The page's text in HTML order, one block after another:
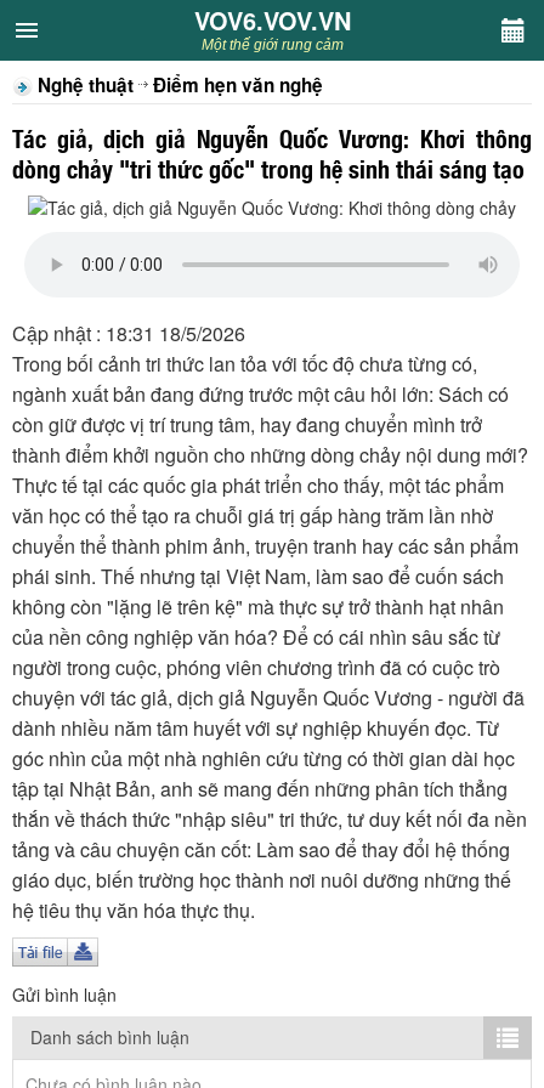
VOV6.VOV.VN
CHUYÊN MỤC
Khách VOV6
Văn học
Sân khấu
Thiếu nhi
Kết nối VOV6
TÌM KIẾM
Vận hành bởi QI Corp
VOV6.VOV.VN
Một thế giới rung cảm
Nghệ thuật Điểm hẹn văn nghệ
Tác giả, dịch giả Nguyễn Quốc Vương: Khơi thông
dòng chảy "tri thức gốc" trong hệ sinh thái sáng tạo
Cập nhật : 18:31 18/5/2026
Trong bối cảnh tri thức lan tỏa với tốc độ chưa từng có,
ngành xuất bản đang đứng trước một câu hỏi lớn: Sách có
còn giữ được vị trí trung tâm, hay đang chuyển mình trở
thành điểm khởi nguồn cho những dòng chảy nội dung mới?
Thực tế tại các quốc gia phát triển cho thấy, một tác phẩm
văn học có thể tạo ra chuỗi giá trị gấp hàng trăm lần nhờ
chuyển thể thành phim ảnh, truyện tranh hay các sản phẩm
phái sinh. Thế nhưng tại Việt Nam, làm sao để cuốn sách
không còn "lặng lẽ trên kệ" mà thực sự trở thành hạt nhân
của nền công nghiệp văn hóa? Để có cái nhìn sâu sắc từ
người trong cuộc, phóng viên chương trình đã có cuộc trò
chuyện với tác giả, dịch giả Nguyễn Quốc Vương - người đã
dành nhiều năm tâm huyết với sự nghiệp khuyến đọc. Từ
góc nhìn của một nhà nghiên cứu từng có thời gian dài học
tập tại Nhật Bản, anh sẽ mang đến những phân tích thẳng
thắn về thách thức "nhập siêu" tri thức, tư duy kết nối đa nền
tảng và câu chuyện căn cốt: Làm sao để thay đổi hệ thống
giáo dục, biến trường học thành nơi nuôi dưỡng những thế
hệ tiêu thụ văn hóa thực thụ.
Gửi bình luận
Danh sách bình luận